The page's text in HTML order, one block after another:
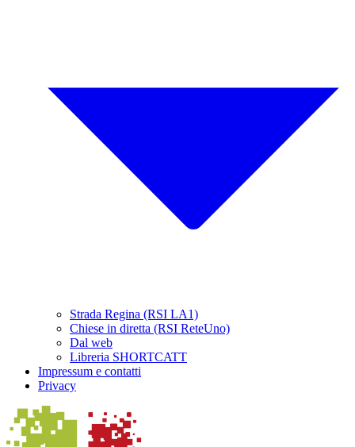
Strada Regina (RSI LA1)
Chiese in diretta (RSI ReteUno)
Dal web
Libreria SHORTCATT
Impressum e contatti
Privacy